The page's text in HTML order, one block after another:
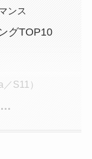
ンス
グTOP10
S11）